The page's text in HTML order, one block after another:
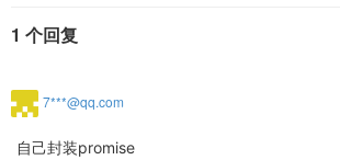
1 个回复
7***@qq.com
自己封装promise